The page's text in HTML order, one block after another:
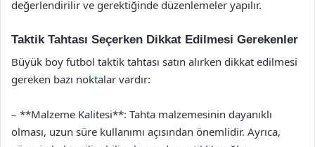
değerlendirilir ve gerektiğinde düzenlemeler yapılır.
Taktik Tahtası Seçerken Dikkat Edilmesi Gerekenler
Büyük boy futbol taktik tahtası satın alırken dikkat edilmesi
gereken bazı noktalar vardır:
– **Malzeme Kalitesi**: Tahta malzemesinin dayanıklı
olması, uzun süre kullanımı açısından önemlidir. Ayrıca,